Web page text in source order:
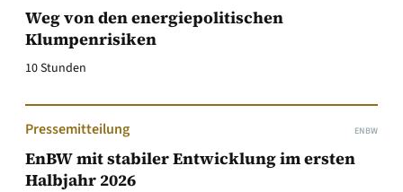
Weg von den energiepolitischen
Klumpenrisiken
10 Stunden
Pressemitteilung ENBW
EnBW mit stabiler Entwicklung im ersten
Halbjahr 2026